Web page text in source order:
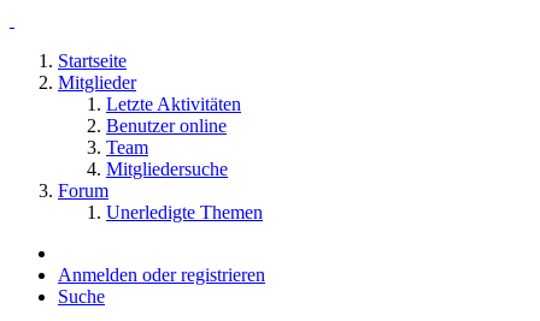
Startseite
Mitglieder
Letzte Aktivitäten
Benutzer online
Team
Mitgliedersuche
Forum
Unerledigte Themen
Anmelden oder registrieren
Suche